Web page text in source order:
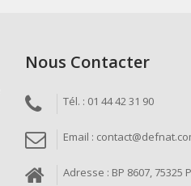
Nous Contacter
Tél. : 01 44 42 31 90
Email :
Adresse : BP 8607, 75325